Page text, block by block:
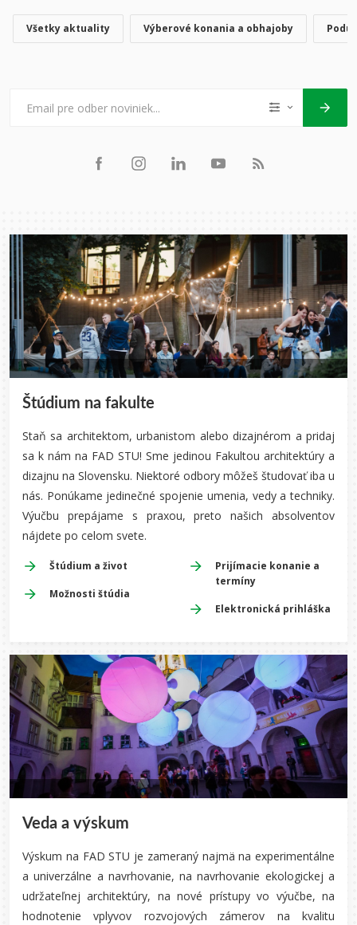
Všetky aktuality Výberové konania a obhajoby
Štúdium na fakulte
Staň sa architektom, urbanistom alebo dizajnérom a pridaj
sa k nám na FAD STU! Sme jedinou Fakultou architektúry a
dizajnu na Slovensku. Niektoré odbory môžeš študovať iba u
nás. Ponúkame jedinečné spojenie umenia, vedy a techniky.
Výučbu prepájame s praxou, preto našich absolventov
nájdete po celom svete.
Štúdium a život
Možnosti štúdia
Prijímacie konanie a
termíny
Elektronická prihláška
Veda a výskum
Výskum na FAD STU je zameraný najmä na experimentálne
a univerzálne a navrhovanie, na navrhovanie ekologickej a
udržateľnej architektúry, na nové prístupy vo výučbe, na
hodnotenie vplyvov rozvojových zámerov na kvalitu